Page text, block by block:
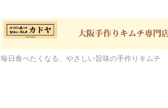
毎日食べたくなる、やさしい旨味の手作りキムチ